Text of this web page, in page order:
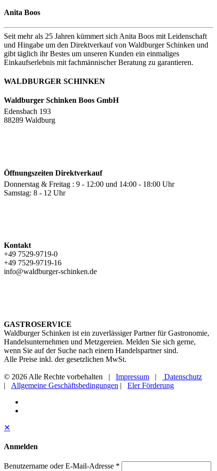
Anita Boos
Seit mehr als 25 Jahren kümmert sich Anita Boos mit Leidenschaft
und Hingabe um den Direktverkauf von Waldburger Schinken und
gibt täglich ihr Bestes um unseren Kunden ein einmaliges
Einkaufserlebnis mit fachmännischer Beratung zu garantieren.
WALDBURGER SCHINKEN
Waldburger Schinken Boos GmbH
Edensbach 193
88289 Waldburg
Öffnungszeiten Direktverkauf
Donnerstag & Freitag : 9 - 12:00 und 14:00 - 18:00 Uhr
Samstag: 8 - 12 Uhr
Kontakt
+49 7529-9719-0
+49 7529-9719-16
info@waldburger-schinken.de
GASTROSERVICE
Waldburger Schinken ist ein zuverlässiger Partner für Gastronomie,
Handelsunternehmen und Metzgereien. Melden Sie sich gerne,
wenn Sie auf der Suche nach einem Handelspartner sind.
Alle Preise inkl. der gesetzlichen MwSt.
© 2026 Alle Rechte vorbehalten | Impressum |
Datenschutz
| Allgemeine Geschäftsbedingungen | Eler Förderung
✕
Anmelden
Benutzername oder E-Mail-Adresse *